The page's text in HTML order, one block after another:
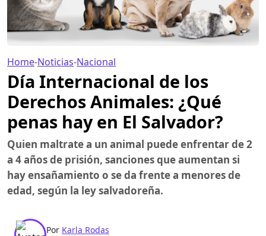
Home-Noticias-Nacional
Día Internacional de los
Derechos Animales: ¿Qué
penas hay en El Salvador?
Quien maltrate a un animal puede enfrentar de 2
a 4 años de prisión, sanciones que aumentan si
hay ensañamiento o se da frente a menores de
edad, según la ley salvadoreña.
Por Karla Rodas